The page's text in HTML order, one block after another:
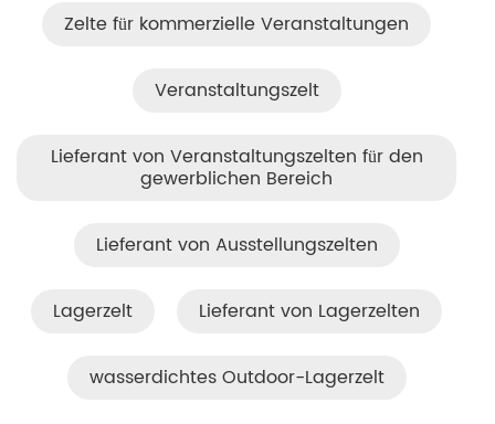
Zelte für kommerzielle Veranstaltungen
Veranstaltungszelt
Lieferant von Veranstaltungszelten für den
gewerblichen Bereich
Lieferant von Ausstellungszelten
Lagerzelt Lieferant von Lagerzelten
wasserdichtes Outdoor-Lagerzelt